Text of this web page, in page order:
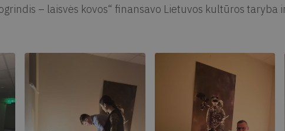
– laisvės kovos“ finansavo Lietuvos kultūros taryba